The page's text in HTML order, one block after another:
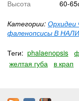
Высота
60-
Категории: Орхидеи
фаленопсисы В
Теги: phalaenopsis
желтая губа
в крап